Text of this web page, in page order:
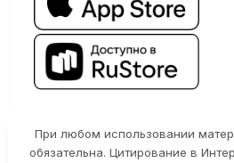
При любом использовании
обязательна. Цитирование в